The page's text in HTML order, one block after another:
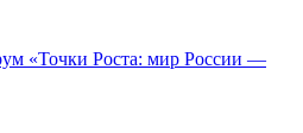
«Точки Роста: мир России —